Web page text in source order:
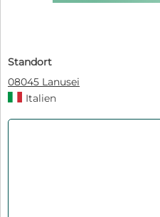
Standort
08045 Lanusei
Italien